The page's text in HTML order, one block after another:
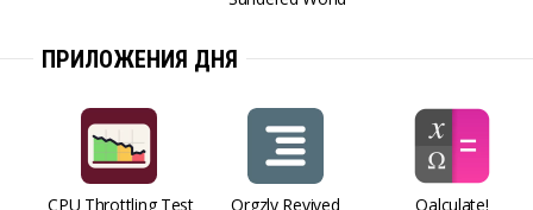
ПРИЛОЖЕНИЯ ДНЯ
CPU Throttling Test
Orgzly Revived Qalculate!